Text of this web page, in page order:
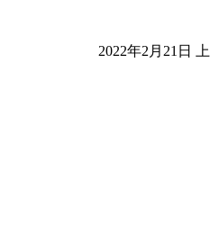
2022年2月21日 上